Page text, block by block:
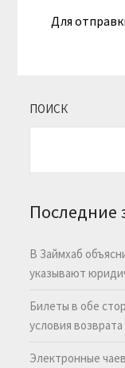
Для
ПОИСК
Последние
В Займхаб
указывают
Билеты в обе
условия возврата
Электронные